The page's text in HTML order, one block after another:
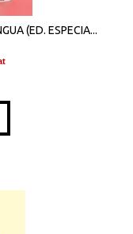
(ED. ESPECIA...